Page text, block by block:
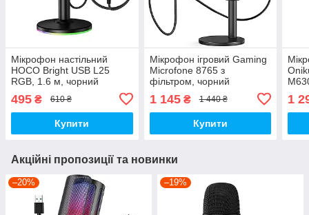
Мікрофон настільний
HOCO Bright USB L25
RGB, 1.6 м, чорний
495 ₴ 610 ₴
Купити
Мікрофон ігровий Gaming
Microfone 8765 з
фільтром, чорний
1 145₴ 1 440 ₴
Купити
1
Акційні пропозиції та новинки
–20% –19%